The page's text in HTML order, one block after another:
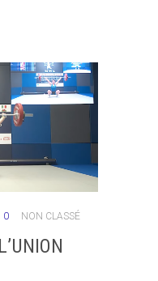
0 NON CLASSÉ